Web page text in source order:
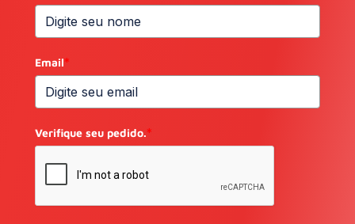
Email*
Verifique seu pedido.*